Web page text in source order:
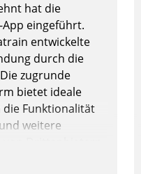
hat die
App eingeführt.
entwickelte
durch die
zugrunde
bietet ideale
die Funktionalität
weitere